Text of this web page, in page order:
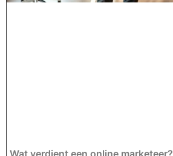
Wat verdient een online marketeer?